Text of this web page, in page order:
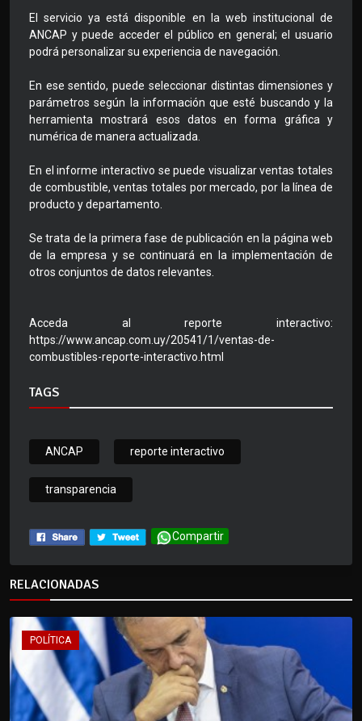
El servicio ya está disponible en la web institucional de
ANCAP y puede acceder el público en general; el usuario
podrá personalizar su experiencia de navegación.
En ese sentido, puede seleccionar distintas dimensiones y
parámetros según la información que esté buscando y la
herramienta mostrará esos datos en forma gráfica y
numérica de manera actualizada.
En el informe interactivo se puede visualizar ventas totales
de combustible, ventas totales por mercado, por la línea de
producto y departamento.
Se trata de la primera fase de publicación en la página web
de la empresa y se continuará en la implementación de
otros conjuntos de datos relevantes.
Acceda al reporte interactivo:
https://www.ancap.com.uy/20541/1/ventas-de-
combustibles-reporte-interactivo.html
TAGS
ANCAP reporte interactivo
transparencia
Compartir
RELACIONADAS
POLÍTICA